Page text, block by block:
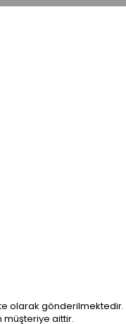
olarak gönderilmektedir.
müşteriye aittir.